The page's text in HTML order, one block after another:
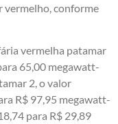
vermelho, conforme
vermelha patamar
65,00 megawatt-
2, o valor
R$ 97,95 megawatt-
para R$ 29,89